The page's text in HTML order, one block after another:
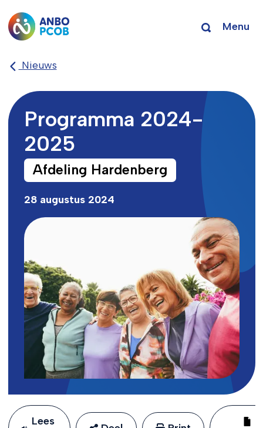
Menu
Nieuws
Programma 2024-
2025
Afdeling Hardenberg
28 augustus 2024
Lees